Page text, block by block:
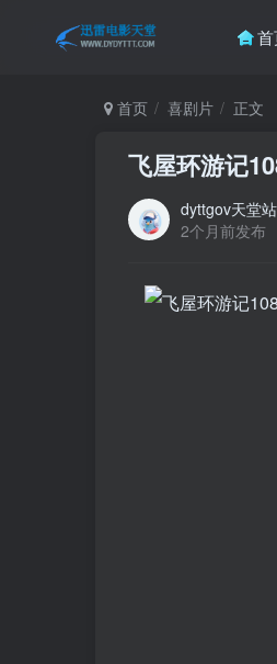
首页 喜剧片 正文
飞屋环游记
dyttgov天堂
2个月前发布